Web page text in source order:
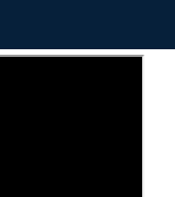
y que con